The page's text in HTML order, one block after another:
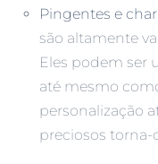
Pingentes e
são altamente
Eles podem ser
até mesmo
personalização
preciosos torna-